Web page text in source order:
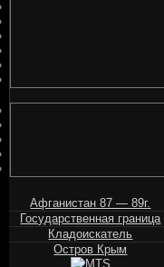
Афганистан 87 — 89г.
Государственная граница
Кладоискатель
Остров Крым